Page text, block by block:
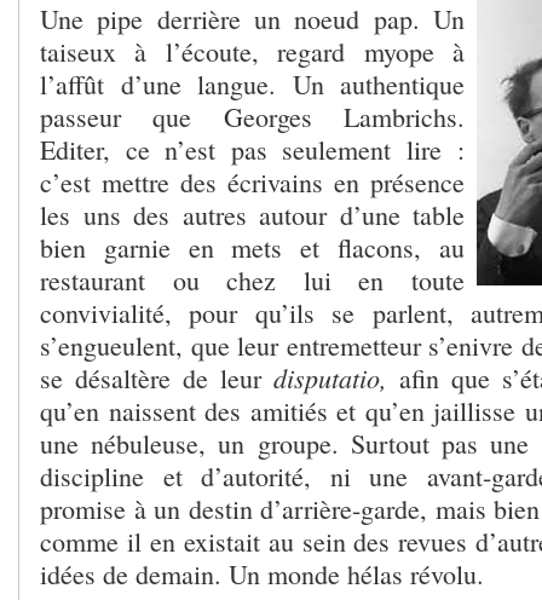
Une pipe derrière un noeud pap. Un
taiseux à l’écoute, regard myope à
l’affût d’une langue. Un authentique
passeur que Georges Lambrichs.
Editer, ce n’est pas seulement lire :
c’est mettre des écrivains en présence
les uns des autres autour d’une table
bien garnie en mets et flacons, au
restaurant ou chez lui en toute
convivialité, pour qu’ils se parlent,
s’engueulent, que leur entremetteur s’enivre
se désaltère de leur disputatio, afin que
qu’en naissent des amitiés et qu’en jaillisse
une nébuleuse, un groupe. Surtout pas
discipline et d’autorité, ni une avant-
promise à un destin d’arrière-garde, mais
comme il en existait au sein des revues
idées de demain. Un monde hélas révolu.